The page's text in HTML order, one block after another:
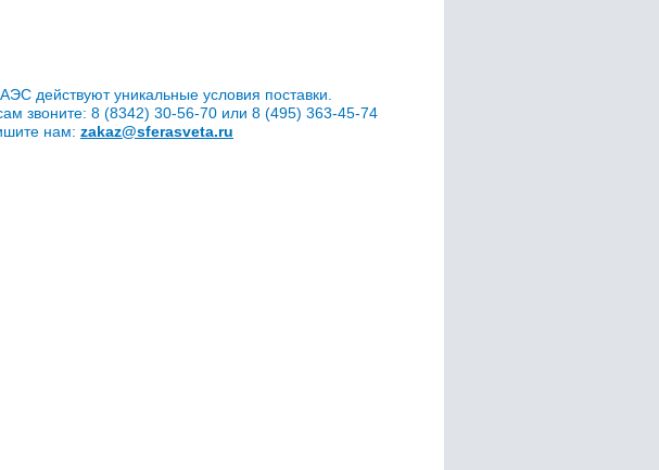
действуют уникальные условия поставки.
звоните: 8 (8342) 30-56-70 или 8 (495) 363-45-74
нам: zakaz@sferasveta.ru